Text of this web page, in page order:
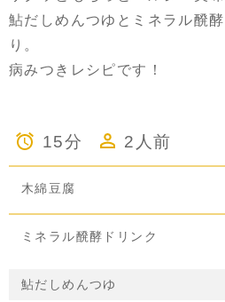
鮎だしめんつゆとミネラル醗
り。
病みつきレシピです！
15分 2人前
木綿豆腐
ミネラル醗酵ドリンク
鮎だしめんつゆ